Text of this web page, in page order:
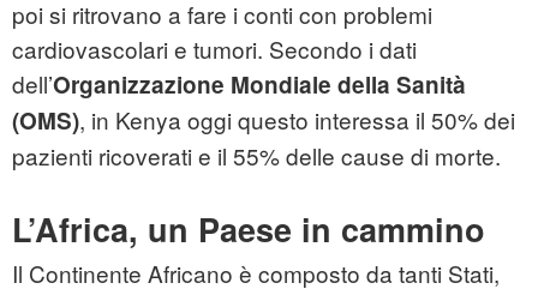
poi si ritrovano a fare i conti con problemi
cardiovascolari e tumori. Secondo i dati
dell’Organizzazione Mondiale della Sanità
(OMS), in Kenya oggi questo interessa il 50% dei
pazienti ricoverati e il 55% delle cause di morte.
L’Africa, un Paese in cammino
Il Continente Africano è composto da tanti Stati,